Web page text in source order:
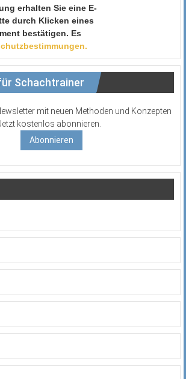
erhalten Sie eine E-
durch Klicken eines
bestätigen. Es
Schachtrainer
mit neuen Methoden und Konzepten
kostenlos abonnieren.
Abonnieren